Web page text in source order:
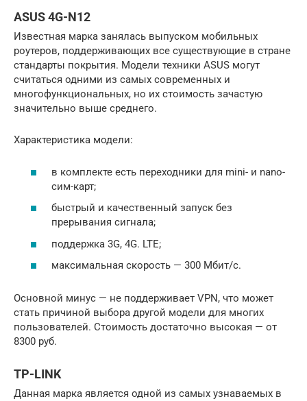
ASUS 4G-N12
Известная марка занялась выпуском мобильных
роутеров, поддерживающих все существующие в стране
стандарты покрытия. Модели техники ASUS могут
считаться одними из самых современных и
многофункциональных, но их стоимость зачастую
значительно выше среднего.
Характеристика модели:
в комплекте есть переходники для mini- и nano-
сим-карт;
быстрый и качественный запуск без
прерывания сигнала;
поддержка 3G, 4G. LTE;
максимальная скорость — 300 Мбит/с.
Основной минус — не поддерживает VPN, что может
стать причиной выбора другой модели для многих
пользователей. Стоимость достаточно высокая — от
8300 руб.
TP-LINK
Данная марка является одной из самых узнаваемых в